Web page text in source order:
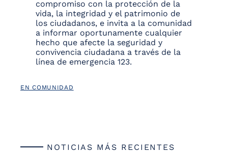
compromiso con la protección de la
vida, la integridad y el patrimonio de
los ciudadanos, e invita a la comunidad
a informar oportunamente cualquier
hecho que afecte la seguridad y
convivencia ciudadana a través de la
línea de emergencia 123.
EN COMUNIDAD
NOTICIAS MÁS RECIENTES